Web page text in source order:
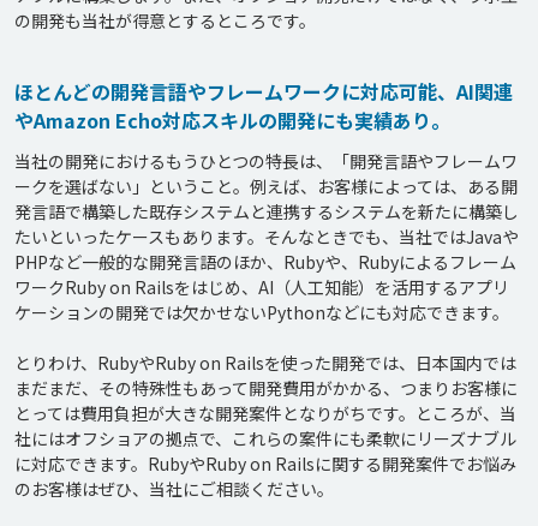
の開発も当社が得意とするところです。
ほとんどの開発言語やフレームワークに対応可能、AI関連
やAmazon Echo対応スキルの開発にも実績あり。
当社の開発におけるもうひとつの特長は、「開発言語やフレームワ
ークを選ばない」ということ。例えば、お客様によっては、ある開
発言語で構築した既存システムと連携するシステムを新たに構築し
たいといったケースもあります。そんなときでも、当社ではJavaや
PHPなど一般的な開発言語のほか、Rubyや、Rubyによるフレーム
ワークRuby on Railsをはじめ、AI（人工知能）を活用するアプリ
ケーションの開発では欠かせないPythonなどにも対応できます。
とりわけ、RubyやRuby on Railsを使った開発では、日本国内では
まだまだ、その特殊性もあって開発費用がかかる、つまりお客様に
とっては費用負担が大きな開発案件となりがちです。ところが、当
社にはオフショアの拠点で、これらの案件にも柔軟にリーズナブル
に対応できます。RubyやRuby on Railsに関する開発案件でお悩み
のお客様はぜひ、当社にご相談ください。